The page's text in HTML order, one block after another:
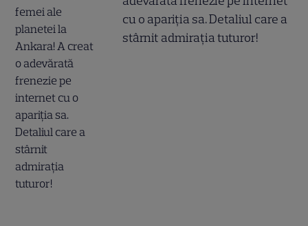
cu o apariția sa. Detaliul care a
stârnit admirația tuturor!